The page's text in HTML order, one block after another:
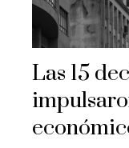
Las 15